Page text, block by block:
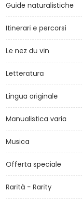
Guide naturalistiche
Itinerari e percorsi
Le nez du vin
Letteratura
Lingua originale
Manualistica varia
Musica
Offerta speciale
Rarità - Rarity